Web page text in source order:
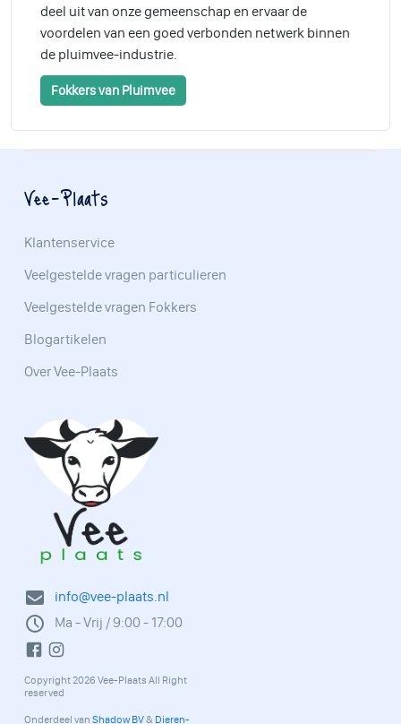
deel uit van onze gemeenschap en ervaar de
voordelen van een goed verbonden netwerk binnen
de pluimvee-industrie.
Fokkers van Pluimvee
info@vee-plaats.nl
Ma - Vrij / 9:00 - 17:00
Copyright 2026 Vee-Plaats All Right
reserved
Onderdeel van Shadow BV& Dieren-
Vee-Plaats
Klantenservice
Veelgestelde vragen particulieren
Veelgestelde vragen Fokkers
Blogartikelen
Over Vee-Plaats